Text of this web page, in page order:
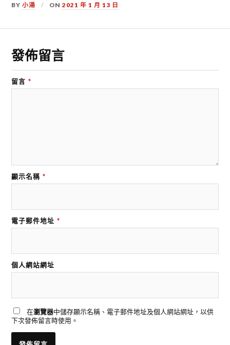
BY小湯 ON2021 年 1 月 13 日
發佈留言
留言 *
顯示名稱 *
電子郵件地址 *
個人網站網址
在瀏覽器中儲存顯示名稱、電子郵件地址及個人網站網址，以供
下次發佈留言時使用。